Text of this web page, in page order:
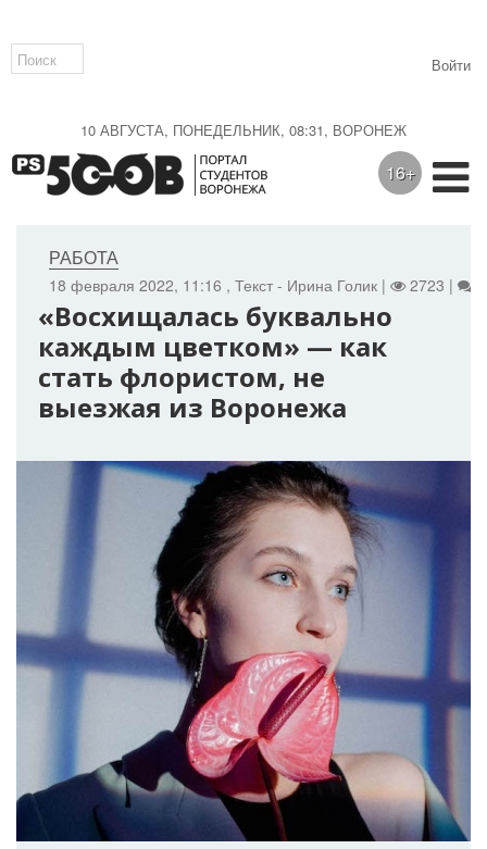
10 АВГУСТА, ПОНЕДЕЛЬНИК, 08:31, ВОРОНЕЖ
Войти
16+
18 февраля 2022, 11:16 , Текст - Ирина Голик | 2723 |
РАБОТА
«Восхищалась буквально
каждым цветком» — как
стать флористом, не
выезжая из Воронежа